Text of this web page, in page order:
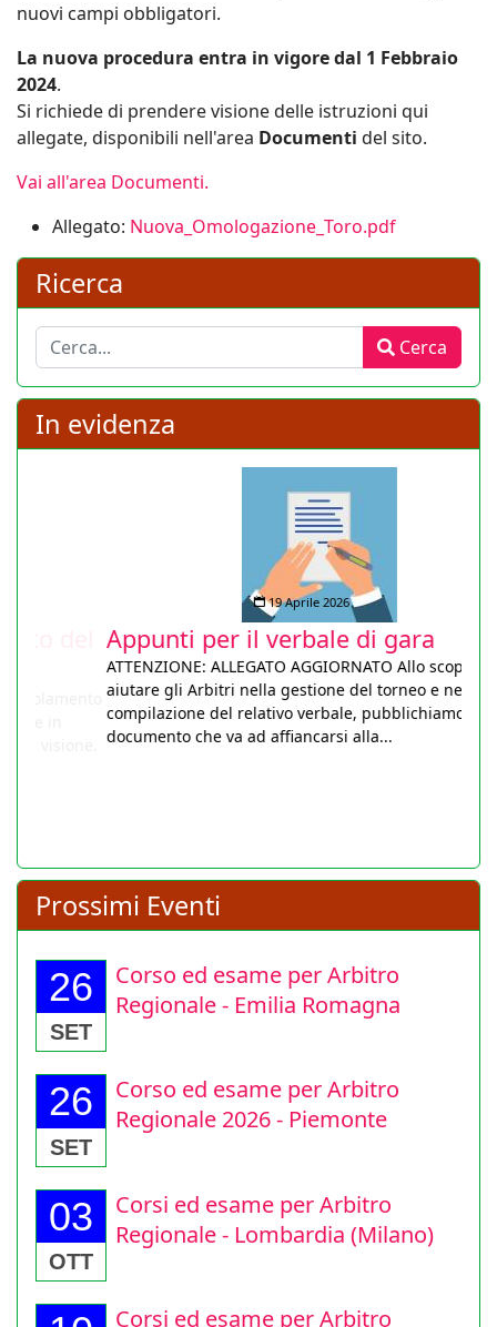
ha richiesto modifiche in
La nuova procedura entra in vigore dal 1 Febbraio
2024.
Si richiede di prendere visione delle istruzioni qui
Ricerca
Cerca Cerca
In evidenza
19 Aprile 2026
Appunti per il verbale di gara
ATTENZIONE: ALLEGATO AGGIORNATO Allo scopo di
aiutare gli Arbitri nella gestione del torneo e nella
compilazione del relativo verbale, pubblichiamo un utile
Prossimi Eventi
26
SET
Corso ed esame per Arbitro
Regionale - Emilia Romagna
26
SET
Corso ed esame per Arbitro
03
OTT
Corsi ed esame per Arbitro
Regionale - Lombardia (Milano)